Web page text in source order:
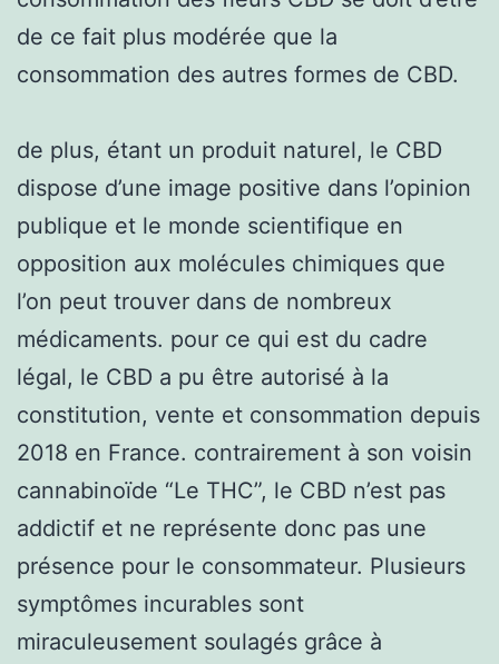
de ce fait plus modérée que la
consommation des autres formes de CBD.
de plus, étant un produit naturel, le CBD
dispose d’une image positive dans l’opinion
publique et le monde scientifique en
opposition aux molécules chimiques que
l’on peut trouver dans de nombreux
médicaments. pour ce qui est du cadre
légal, le CBD a pu être autorisé à la
constitution, vente et consommation depuis
2018 en France. contrairement à son voisin
cannabinoïde “Le THC”, le CBD n’est pas
addictif et ne représente donc pas une
présence pour le consommateur. Plusieurs
symptômes incurables sont
miraculeusement soulagés grâce à